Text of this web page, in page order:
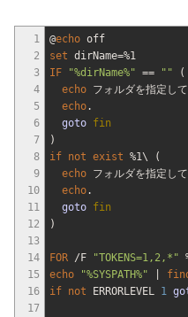
1
2
3
4
5
6
7
8
9
10
11
12
13
14
15
16
17
@echo off
set dirName=%1
IF
"%dirName%" == ""
(
echo フォルダを指定して
echo.
goto fin
)
if not exist %1\
(
echo フォルダを指定して
echo.
goto fin
)
FOR /F "TOKENS=1,2,*"
echo
"%SYSPATH%"
if not ERRORLEVEL 1